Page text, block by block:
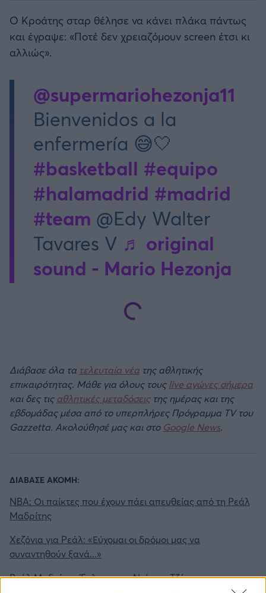
Μπάγερν Μονάχου
Ο Κροάτης σταρ θέλησε να κάνει πλάκα πάντως
και έγραψε: «Ποτέ δεν χρειαζόμουν screen έτσι κι
αλλιώς».
@supermariohezonja11
Bienvenidos a la
enfermería 😅🤍
#basketball #equipo
#halamadrid #madrid
#team @Edy Walter
Tavares V ♬ original
sound - Mario Hezonja
Διάβασε όλα τα τελευταία νέα της αθλητικής
επικαιρότητας. Μάθε για όλους τους live αγώνες σήμερα
και δες τιςαθλητικές μεταδόσειςτης ημέρας και της
εβδομάδας μέσα από το υπερπλήρες Πρόγραμμα TV του
Gazzetta. Ακολούθησέ μας και στο Google News.
ΔΙΑΒΑΣΕ ΑΚΟΜΗ:
NBA: Οι παίκτες που έχουν πάει απευθείας από τη Ρεάλ
Μαδρίτης
Χεζόνια για Ρεάλ: «Εύχομαι οι δρόμοι μας να
συναντηθούν ξανά...»
Ρεάλ Μαδρίτης: Έκλεισε τον Ντέμιαν Τζόουνς και